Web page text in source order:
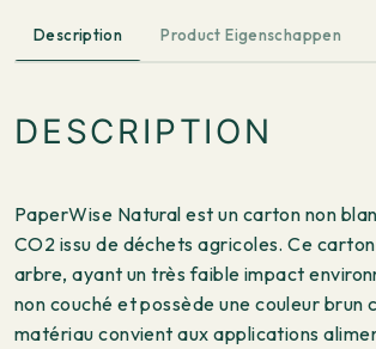
Description Product Eigenschappen
DESCRIPTION
PaperWise Natural est un carton non
CO2 issu de déchets agricoles. Ce
arbre, ayant un très faible impact
non couché et possède une couleur brun
matériau convient aux applications